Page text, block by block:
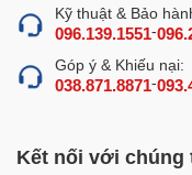
Động cơ đây
trứng khối lượng lớn
Kỹ thuật & Bảo
096.139.1551-
Góp ý & Khiếu nại:
038.871.8871-
Kết nối với chúng